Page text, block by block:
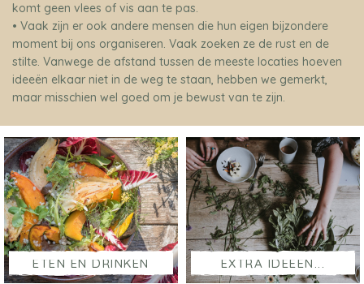
komt geen vlees of vis aan te pas.
• Vaak zijn er ook andere mensen die hun eigen bijzondere
moment bij ons organiseren. Vaak zoeken ze de rust en de
stilte. Vanwege de afstand tussen de meeste locaties hoeven
ideeën elkaar niet in de weg te staan, hebben we gemerkt,
maar misschien wel goed om je bewust van te zijn.
ETEN EN DRINKEN EXTRA IDEEËN...